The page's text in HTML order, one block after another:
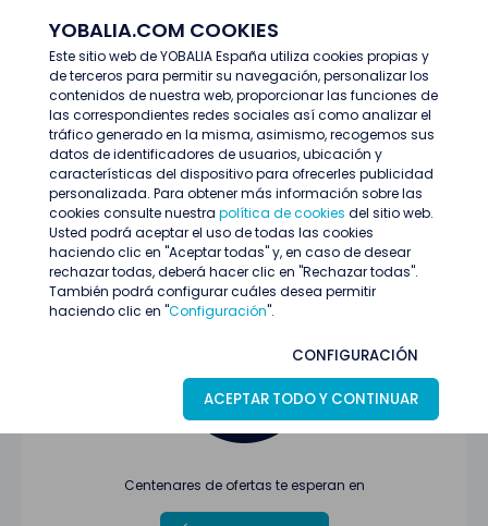
YOBALIA.COM COOKIES
Este sitio web de YOBALIA España utiliza cookies propias y
de terceros para permitir su navegación, personalizar los
contenidos de nuestra web, proporcionar las funciones de
las correspondientes redes sociales así como analizar el
tráfico generado en la misma, asimismo, recogemos sus
datos de identificadores de usuarios, ubicación y
características del dispositivo para ofrecerles publicidad
personalizada. Para obtener más información sobre las
cookies consulte nuestra política de cookies del sitio web.
Usted podrá aceptar el uso de todas las cookies
haciendo clic en "Aceptar todas" y, en caso de desear
rechazar todas, deberá hacer clic en "Rechazar todas".
También podrá configurar cuáles desea permitir
haciendo clic en "Configuración".
CONFIGURACIÓN
ACEPTAR TODO Y CONTINUAR
Últimas ofertas
Oferta no encontrada o ha finalizado su
proceso de selección
Centenares de ofertas te esperan en